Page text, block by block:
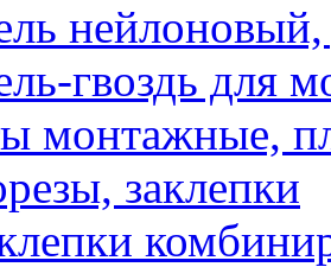
нейлоновый,
гвоздь для
монтажные,
заклепки